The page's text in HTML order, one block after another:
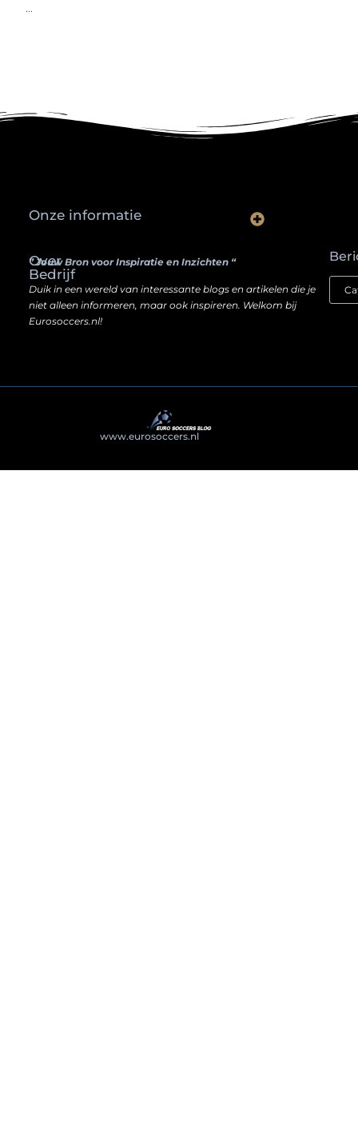
...
Over
Bedrijf
” Jouw Bron voor Inspiratie en Inzichten “
Duik in een wereld van interessante blogs en artikelen die je
niet alleen informeren, maar ook inspireren. Welkom bij
Eurosoccers.nl!
Onze informatie
www.eurosoccers.nl. All Right Reserved.